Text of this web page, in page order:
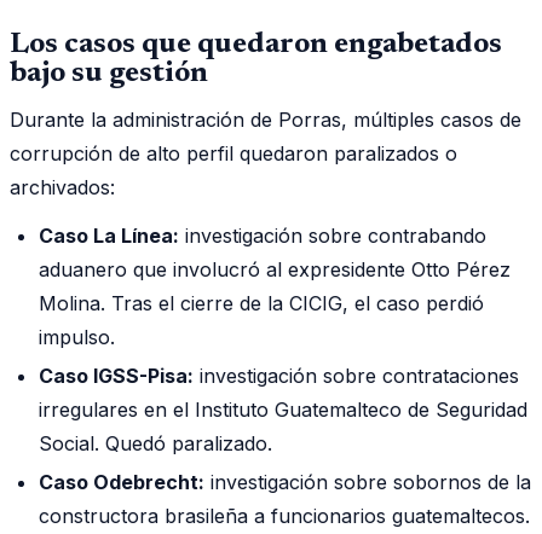
Los casos que quedaron engabetados
bajo su gestión
Durante la administración de Porras, múltiples casos de
corrupción de alto perfil quedaron paralizados o
archivados:
Caso La Línea: investigación sobre contrabando
aduanero que involucró al expresidente Otto Pérez
Molina. Tras el cierre de la CICIG, el caso perdió
impulso.
Caso IGSS-Pisa: investigación sobre contrataciones
irregulares en el Instituto Guatemalteco de Seguridad
Social. Quedó paralizado.
Caso Odebrecht: investigación sobre sobornos de la
constructora brasileña a funcionarios guatemaltecos.